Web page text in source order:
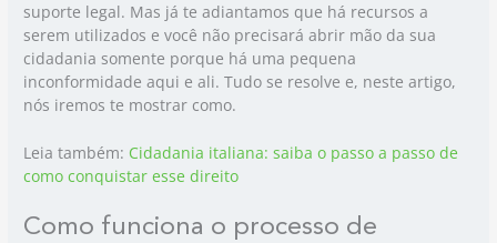
suporte legal. Mas já te adiantamos que há recursos a
serem utilizados e você não precisará abrir mão da sua
cidadania somente porque há uma pequena
inconformidade aqui e ali. Tudo se resolve e, neste artigo,
nós iremos te mostrar como.
Leia também: Cidadania italiana: saiba o passo a passo de
como conquistar esse direito
Como funciona o processo de